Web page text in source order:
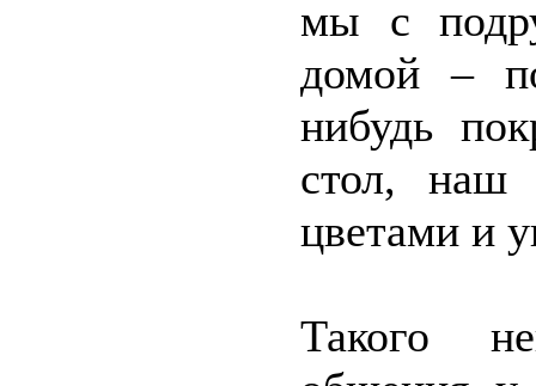
мы с
домой –
нибудь
стол, наш
цветами и
Такого